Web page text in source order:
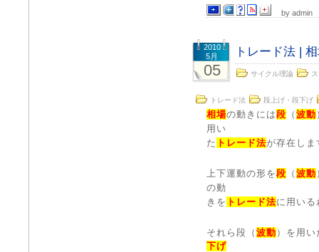
by admin
2010
5月
05
トレード法 |
サイクル理論
トレード法 段上げ・段下げ
相場の動きには段 （ 波動
用い
た トレード法が存在しま
上下運動の形を段 （ 波動
の動
きを トレード法に用いる
それら段（ 波動 ）を用い
下げ